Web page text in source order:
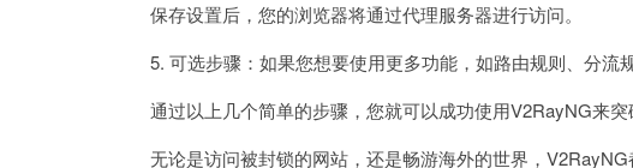
保存设置后，您的浏览器将通过代理服务器进行访问。
5. 可选步骤：如果您想要使用更多功能，如路由规则、分流
通过以上几个简单的步骤，您就可以成功使用V2RayNG来突
无论是访问被封锁的网站，还是畅游海外的世界，V2RayNG